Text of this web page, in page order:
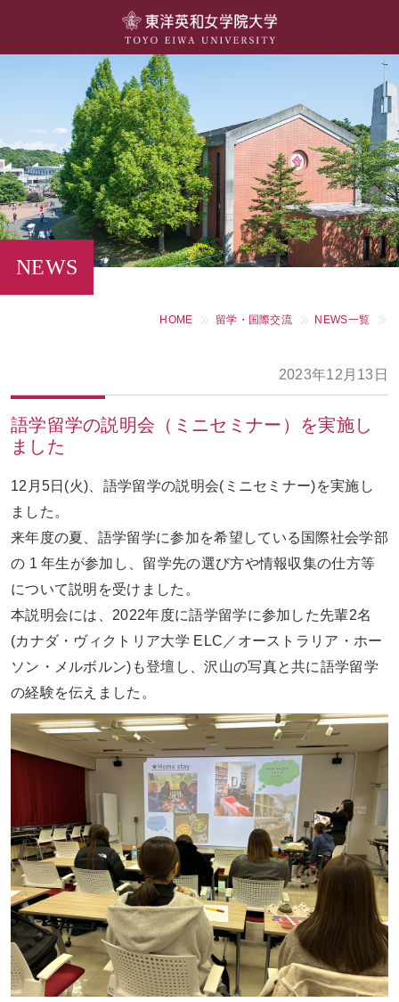
学部・学科
キャンパスライフ
留学・国際交流
キャリア・就職
お問い合わせ
NEWS
HOME 留学・国際交流 NEWS一覧
2023年12月13日
語学留学の説明会（ミニセミナー）を実施し
ました
12月5日(火)、語学留学の説明会(ミニセミナー)を実施し
ました。
来年度の夏、語学留学に参加を希望している国際社会学部
の 1 年生が参加し、留学先の選び方や情報収集の仕方等
について説明を受けました。
本説明会には、2022年度に語学留学に参加した先輩2名
(カナダ・ヴィクトリア大学 ELC／オーストラリア・ホー
ソン・メルボルン)も登壇し、沢山の写真と共に語学留学
の経験を伝えました。